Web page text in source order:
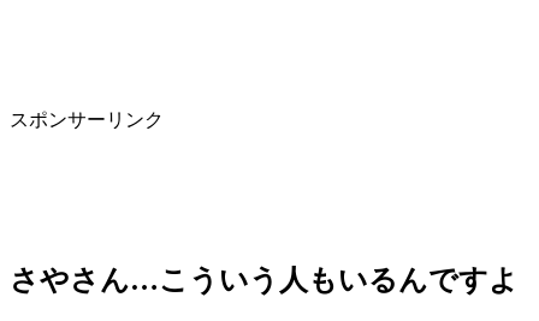
スポンサーリンク
さやさん…こういう人もいるんですよ